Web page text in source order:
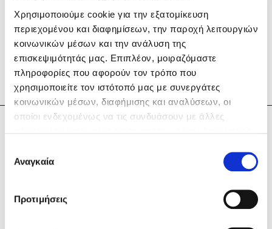
Χρησιμοποιούμε cookie για την εξατομίκευση
περιεχομένου και διαφημίσεων, την παροχή λειτουργιών
κοινωνικών μέσων και την ανάλυση της
επισκεψιμότητάς μας. Επιπλέον, μοιραζόμαστε
πληροφορίες που αφορούν τον τρόπο που
χρησιμοποιείτε τον ιστότοπό μας με συνεργάτες
κοινωνικών μέσων, διαφήμισης και αναλύσεων, οι
οποίοι ενδεχομένως να τις συνδυάσουν με άλλες
των υπηρεσιών τους. Αν συνεχίσετε να χρησιμοποιείτε
την ιστοσελίδα μας, συναινείτε στη χρήση των cookies
συγκατάθεσης
Αναγκαία
Προτιμήσεις
Mel Robbins
Η μέθοδος Αφήστε τους
Δημοφιλείς Συγγραφείς
Παύλος Καστανάς